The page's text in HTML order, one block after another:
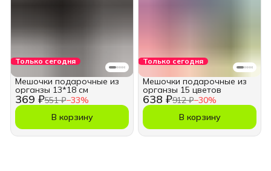
Только сегодня
369 ₽551 ₽−33%
Мешочки подарочные из
органзы 13*18 см
В корзину
Только сегодня
638 ₽912 ₽−30%
Мешочки подарочные из
органзы 15 цветов
В корзину